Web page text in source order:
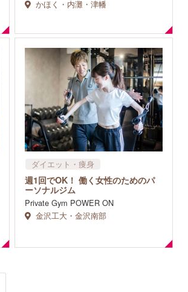
かほく・内灘・津幡
ダイエット・痩身
週1回でOK！ 働く女性のためのパ
ーソナルジム
Private Gym POWER ON
金沢工大・金沢南部